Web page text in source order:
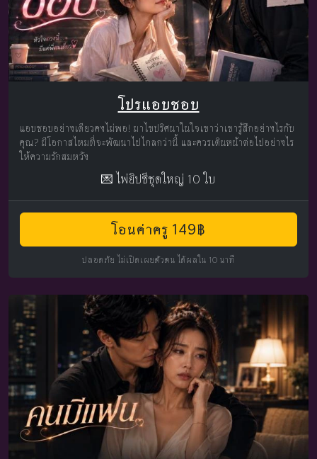
โปรแอบชอบ
แอบชอบอย่างเดียวคงไม่พอ! มาไขปริศนาในใจเขาว่าเขารู้สึกอย่างไรกับ
คุณ? มีโอกาสไหมที่จะพัฒนาไปไกลกว่านี้ และควรเดินหน้าต่อไปอย่างไร
ให้ความรักสมหวัง
💌 ไพ่ยิปซีชุดใหญ่ 10 ใบ
โอนค่าครู 149฿
ปลอดภัย ไม่เปิดเผยตัวตน ได้ผลใน 10 นาที